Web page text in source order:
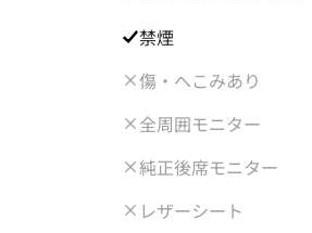
禁煙
傷・へこみあり
全周囲モニター
純正後席モニター
レザーシート